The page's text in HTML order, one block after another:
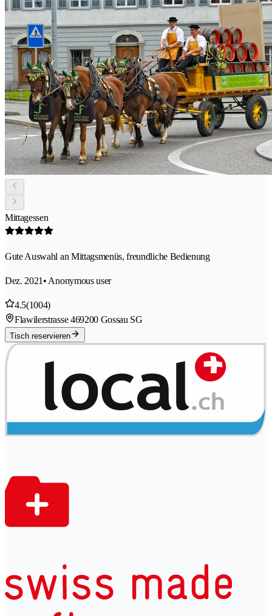
Mittagessen
Gute Auswahl an Mittagsmenüs, freundliche Bedienung
Dez. 2021 • Anonymous user
4.5(1004)
Flawilerstrasse 469200 Gossau SG
Tisch reservieren